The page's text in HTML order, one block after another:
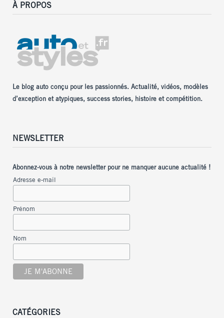
À PROPOS
Le blog auto conçu pour les passionnés. Actualité, vidéos, modèles
d’exception et atypiques, success stories, histoire et compétition.
NEWSLETTER
Abonnez-vous à notre newsletter pour ne manquer aucune actualité !
Adresse e-mail
Prénom
Nom
CATÉGORIES